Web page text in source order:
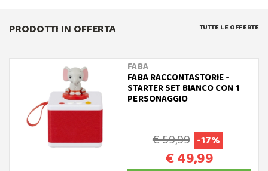
PRODOTTI IN OFFERTA TUTTE LE OFFERTE
FABA
FABA RACCONTASTORIE -
STARTER SET BIANCO CON 1
PERSONAGGIO
€ 59,99 -17%
€ 49,99